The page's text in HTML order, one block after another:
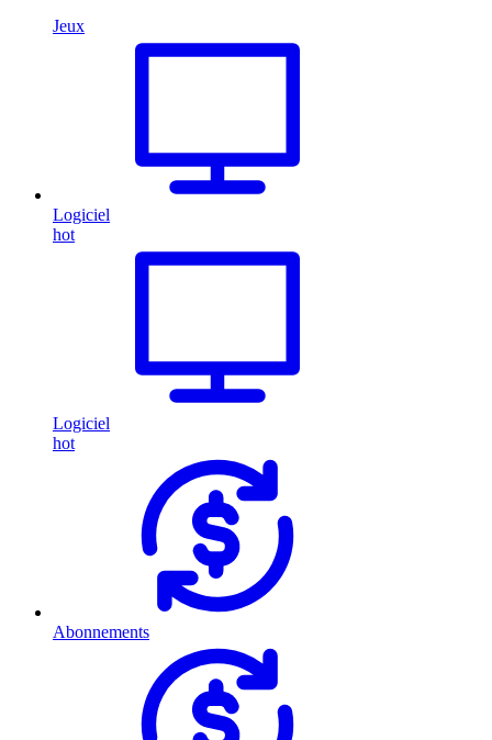
Jeux
Logiciel
hot
Logiciel
hot
Abonnements